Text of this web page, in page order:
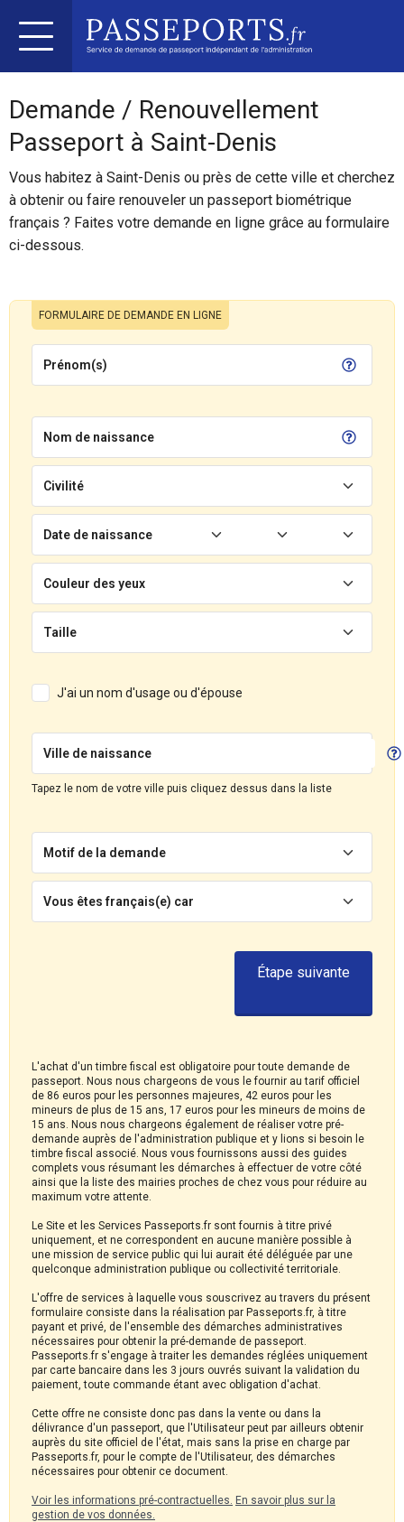
Demande / Renouvellement
Passeport à Saint-Denis
Vous habitez à Saint-Denis ou près de cette ville et cherchez
à obtenir ou faire renouveler un passeport biométrique
français ? Faites votre demande en ligne grâce au formulaire
ci-dessous.
FORMULAIRE DE DEMANDE EN LIGNE
Prénom(s)
Nom de naissance
Civilité
Date de naissance
Couleur des yeux
Taille
J'ai un nom d'usage ou d'épouse
Ville de naissance
Tapez le nom de votre ville puis cliquez dessus dans la liste
Motif de la demande
Vous êtes français(e) car
L'achat d'un timbre fiscal est obligatoire pour toute demande de
passeport. Nous nous chargeons de vous le fournir au tarif officiel
de 86 euros pour les personnes majeures, 42 euros pour les
mineurs de plus de 15 ans, 17 euros pour les mineurs de moins de
15 ans. Nous nous chargeons également de réaliser votre pré-
demande auprès de l'administration publique et y lions si besoin le
timbre fiscal associé. Nous vous fournissons aussi des guides
complets vous résumant les démarches à effectuer de votre côté
ainsi que la liste des mairies proches de chez vous pour réduire au
maximum votre attente.
Le Site et les Services Passeports.fr sont fournis à titre privé
uniquement, et ne correspondent en aucune manière possible à
une mission de service public qui lui aurait été déléguée par une
quelconque administration publique ou collectivité territoriale.
L'offre de services à laquelle vous souscrivez au travers du présent
formulaire consiste dans la réalisation par Passeports.fr, à titre
payant et privé, de l'ensemble des démarches administratives
nécessaires pour obtenir la pré-demande de passeport.
Passeports.fr s'engage à traiter les demandes réglées uniquement
par carte bancaire dans les 3 jours ouvrés suivant la validation du
paiement, toute commande étant avec obligation d'achat.
Cette offre ne consiste donc pas dans la vente ou dans la
délivrance d'un passeport, que l'Utilisateur peut par ailleurs obtenir
auprès du site officiel de l'état, mais sans la prise en charge par
Passeports.fr, pour le compte de l'Utilisateur, des démarches
nécessaires pour obtenir ce document.
Voir les informations pré-contractuelles. En savoir plus sur la
gestion de vos données.